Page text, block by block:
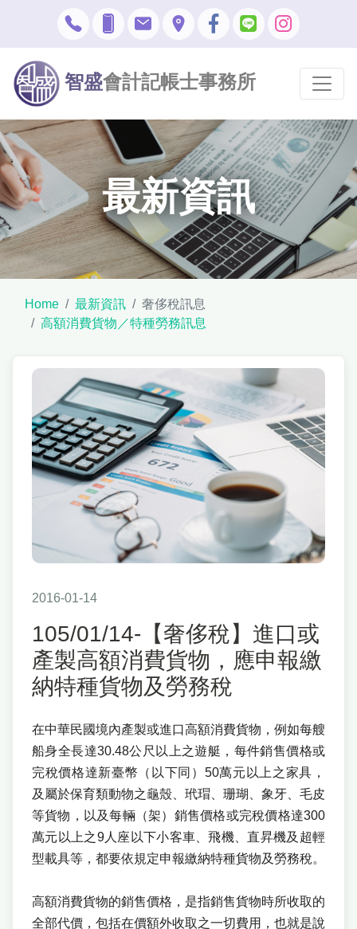
智盛會計記帳士事務所
最新資訊
Home 最新資訊
奢侈稅訊息
高額消費貨物／特種勞務訊息
2016-01-14
105/01/14-【奢侈稅】進口或
產製高額消費貨物，應申報繳
納特種貨物及勞務稅
在中華民國境內產製或進口高額消費貨物，例如每艘
船身全長達30.48公尺以上之遊艇，每件銷售價格或
完稅價格達新臺幣（以下同）50萬元以上之家具，
及屬於保育類動物之龜殼、玳瑁、珊瑚、象牙、毛皮
等貨物，以及每輛（架）銷售價格或完稅價格達300
萬元以上之9人座以下小客車、飛機、直昇機及超輕
型載具等，都要依規定申報繳納特種貨物及勞務稅。
高額消費貨物的銷售價格，是指銷售貨物時所收取的
全部代價，包括在價額外收取之一切費用，也就是說